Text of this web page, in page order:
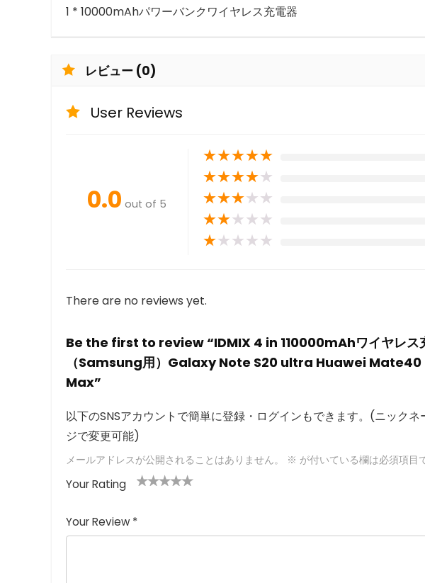
1 * 10000mAhパワーバンクワイヤレス充電器
レビュー (0)
User Reviews
0.0 out of 5
★★★★★
★★★★★
★★★★★
★★★★★
★★★★★
There are no reviews yet.
Be the first to review “IDMIX 4 in 110000mAhワイヤレス
（Samsung用）Galaxy Note S20 ultra Huawei
Max”
以下のSNSアカウントで簡単に登録・ログインもできます。(ニック
ジで変更可能)
メールアドレスが公開されることはありません。 ※ が付いている欄は必須項目
Your Rating
つ
星
星
(最
(最高
評価:
(最高評
価: 5つ
高評価: 5
つ星)
Your Review *